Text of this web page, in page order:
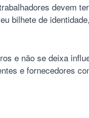
devem
bilhete de
e não se deixa
e fornecedores